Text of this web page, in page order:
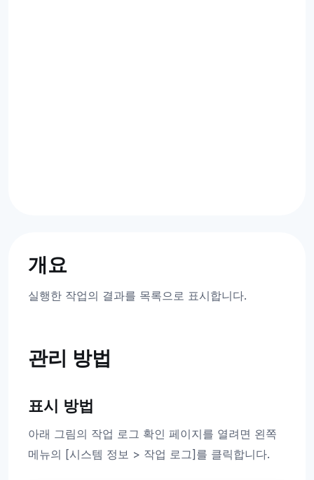
개요
실행한 작업의 결과를 목록으로 표시합니다.
관리 방법
표시 방법
아래 그림의 작업 로그 확인 페이지를 열려면 왼쪽
메뉴의 [시스템 정보 > 작업 로그]를 클릭합니다.